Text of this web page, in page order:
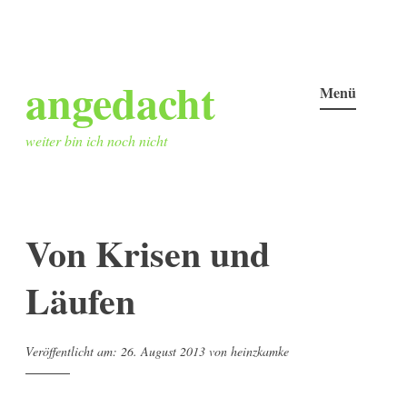
springen
angedacht
weiter bin ich noch nicht
Menü
Von Krisen und
Läufen
Veröffentlicht am: 26. August 2013 von heinzkamke